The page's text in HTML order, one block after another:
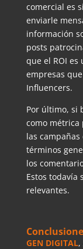
comercial es
enviarle
información
posts
que el ROI es
empresas
Influencers.
Por último, si
como
las campañas
términos
los
Estos todavía
relevantes.
GEN DIGITAL,